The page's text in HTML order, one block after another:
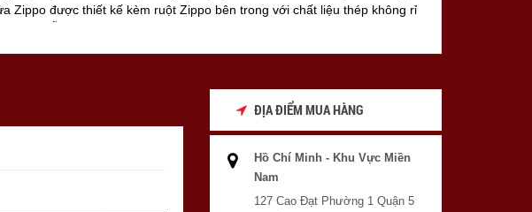
Zippo được thiết kế kèm ruột Zippo bên trong với chất liệu thép không rỉ
thậm chí bạn có thể để trước quạt máy ngọn lửa Zippo vẫn không tắt
ĐỊA ĐIỂM MUA HÀNG
Hồ Chí Minh - Khu Vực Miền
Nam
127 Cao Đạt Phường 1 Quận 5